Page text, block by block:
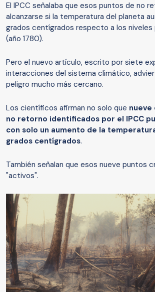
El IPCC señalaba que esos puntos de no
alcanzarse si la temperatura del planeta
grados centígrados respecto a los niveles
(año 1780).
Pero el nuevo artículo, escrito por siete
interacciones del sistema climático,
peligro mucho más cercano.
Los científicos afirman no solo que nueve
no retorno identificados por el IPCC
con solo un aumento de la
grados centígrados.
También señalan que esos nueve puntos
"activos".